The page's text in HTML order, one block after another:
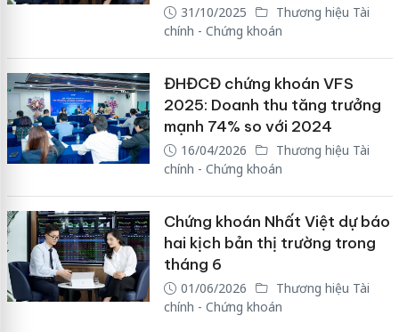
31/10/2025
Thương hiệu Tài
chính - Chứng khoán
ĐHĐCĐ chứng khoán VFS
2025: Doanh thu tăng trưởng
mạnh 74% so với 2024
16/04/2026
Thương hiệu Tài
chính - Chứng khoán
Chứng khoán Nhất Việt dự báo
hai kịch bản thị trường trong
tháng 6
01/06/2026
Thương hiệu Tài
chính - Chứng khoán